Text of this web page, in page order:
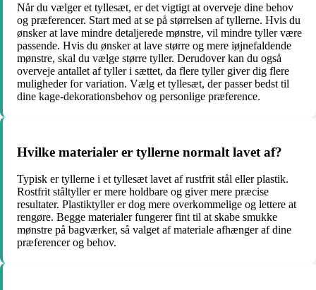
Når du vælger et tyllesæt, er det vigtigt at overveje dine behov
og præferencer. Start med at se på størrelsen af tyllerne. Hvis du
ønsker at lave mindre detaljerede mønstre, vil mindre tyller være
passende. Hvis du ønsker at lave større og mere iøjnefaldende
mønstre, skal du vælge større tyller. Derudover kan du også
overveje antallet af tyller i sættet, da flere tyller giver dig flere
muligheder for variation. Vælg et tyllesæt, der passer bedst til
dine kage-dekorationsbehov og personlige præference.
Hvilke materialer er tyllerne normalt lavet af?
Typisk er tyllerne i et tyllesæt lavet af rustfrit stål eller plastik.
Rostfrit ståltyller er mere holdbare og giver mere præcise
resultater. Plastiktyller er dog mere overkommelige og lettere at
rengøre. Begge materialer fungerer fint til at skabe smukke
mønstre på bagværker, så valget af materiale afhænger af dine
præferencer og behov.